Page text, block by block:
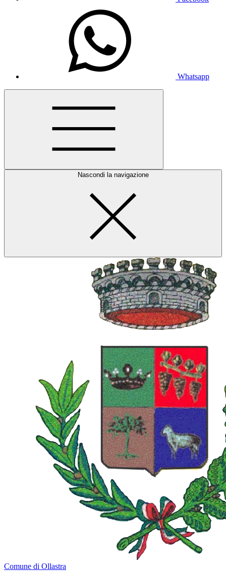
Whatsapp
Nascondi la navigazione
Comune di Ollastra